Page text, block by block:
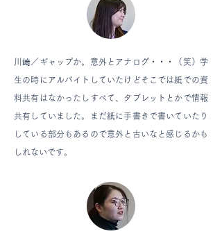
川﨑／ ギャップか。意外とアナログ・・・（笑）学
生の時にアルバイトしていたけどそこでは紙での資
料共有はなかったしすべて、タブレットとかで情報
共有していました。まだ紙に手書きで書いていたり
している部分もあるので意外と古いなと感じるかも
しれないです。